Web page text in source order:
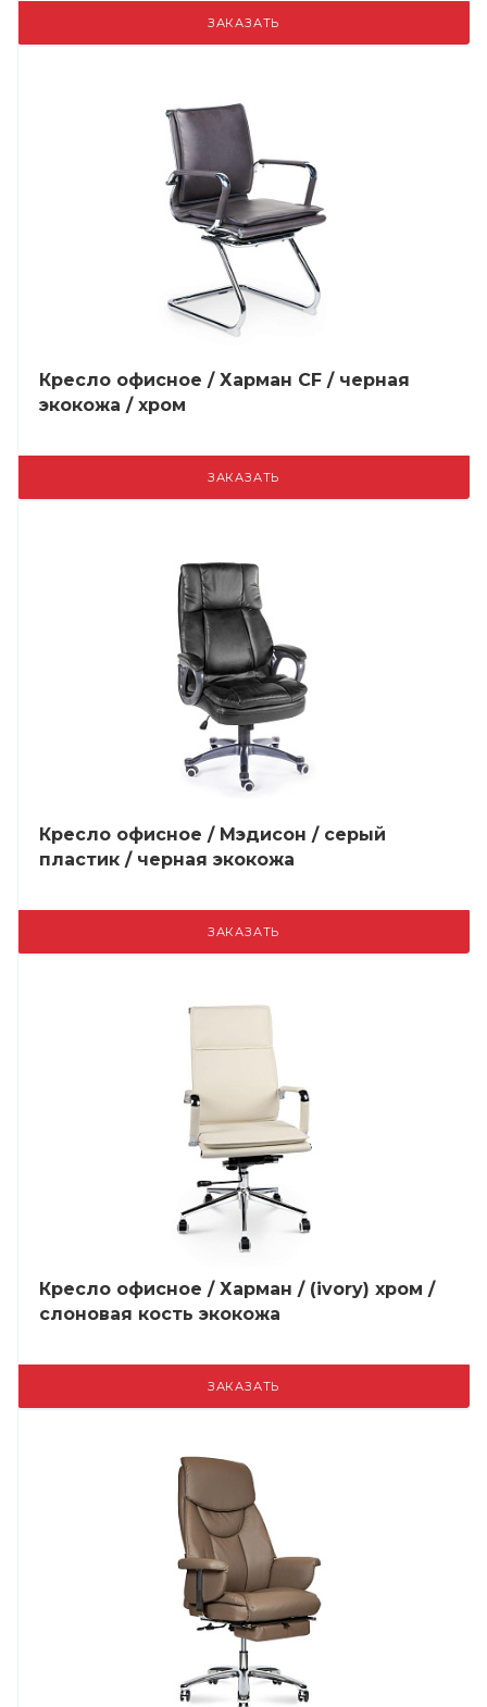
ЗАКАЗАТЬ
Кресло офисное / Харман CF / черная
экокожа / хром
ЗАКАЗАТЬ
Кресло офисное / Мэдисон / серый
пластик / черная экокожа
ЗАКАЗАТЬ
Кресло офисное / Харман / (ivory) хром /
слоновая кость экокожа
ЗАКАЗАТЬ